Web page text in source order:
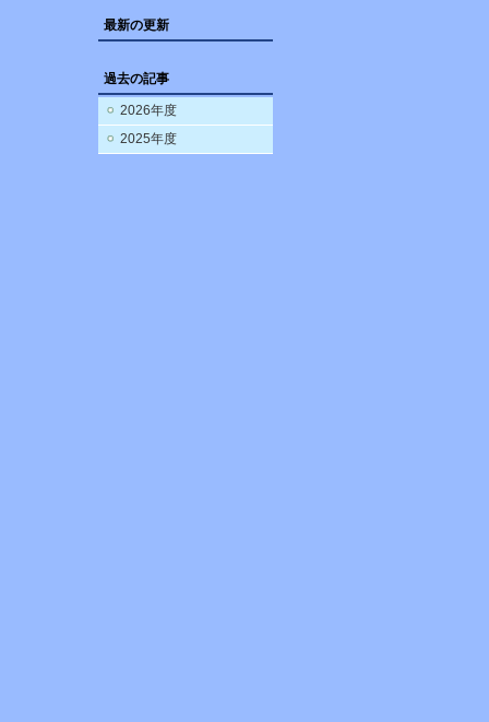
最新の更新
過去の記事
2026年度
2025年度